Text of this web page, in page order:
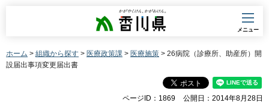
香川県
メニュー
ホーム > 組織から探す > 医療政策課 > 医療施策 > 26病院（診療所、助産所）開
設届出事項変更届出書
ページID：1869 公開日：2014年8月28日